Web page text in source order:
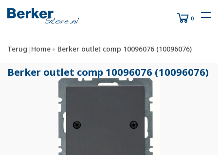
0
Terug | Home Berker outlet comp 10096076 (10096076)
Berker outlet comp 10096076 (10096076)